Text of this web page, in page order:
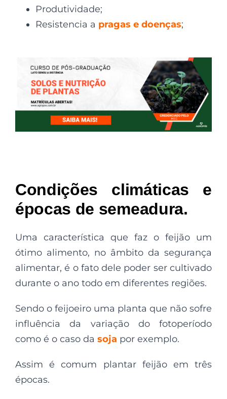
Produtividade;
Resistencia a pragas e doenças;
Condições climáticas e
épocas de semeadura.
Uma característica que faz o feijão um
ótimo alimento, no âmbito da segurança
alimentar, é o fato dele poder ser cultivado
durante o ano todo em diferentes regiões.
Sendo o feijoeiro uma planta que não sofre
influência da variação do fotoperíodo
como é o caso da soja por exemplo.
Assim é comum plantar feijão em três
épocas.